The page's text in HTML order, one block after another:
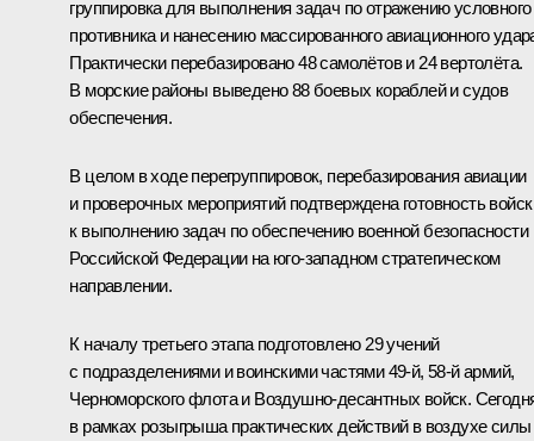
группировка для выполнения задач по отражению условного
противника и нанесению массированного авиационного
Практически перебазировано 48 самолётов и 24 вертолёта.
В морские районы выведено 88 боевых кораблей и судов
обеспечения.
В целом в ходе перегруппировок, перебазирования авиации
и проверочных мероприятий подтверждена готовность войск
к выполнению задач по обеспечению военной безопасности
Российской Федерации на юго-западном стратегическом
направлении.
К началу третьего этапа подготовлено 29 учений
с подразделениями и воинскими частями 49‑й, 58‑й армий,
Черноморского флота и Воздушно-десантных войск.
в рамках розыгрыша практических действий в воздухе силы